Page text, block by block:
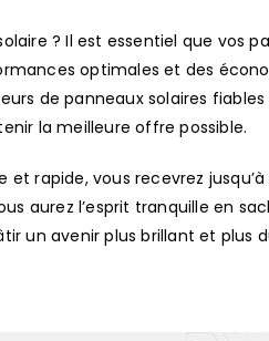
? Il est essentiel que vos
optimales et des
de panneaux solaires
la meilleure offre possible.
rapide, vous recevrez
aurez l’esprit tranquille en
un avenir plus brillant et plus